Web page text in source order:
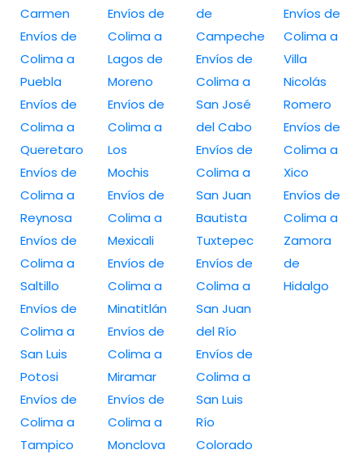
Carmen
Envíos de
Colima a
Puebla
Envíos de
Colima a
Queretaro
Envíos de
Colima a
Reynosa
Envíos de
Colima a
Saltillo
Envíos de
Colima a
San Luis
Potosi
Envíos de
Colima a
Tampico
Envíos de
Colima a
Lagos de
Moreno
Envíos de
Colima a
Los
Mochis
Envíos de
Colima a
Mexicali
Envíos de
Colima a
Minatitlán
Envíos de
Colima a
Miramar
Envíos de
Colima a
Monclova
de
Campeche
Envíos de
Colima a
San José
del Cabo
Envíos de
Colima a
San Juan
Bautista
Tuxtepec
Envíos de
Colima a
San Juan
del Río
Envíos de
Colima a
San Luis
Río
Colorado
Envíos de
Colima a
Villa
Nicolás
Romero
Envíos de
Colima a
Xico
Envíos de
Colima a
Zamora
de
Hidalgo